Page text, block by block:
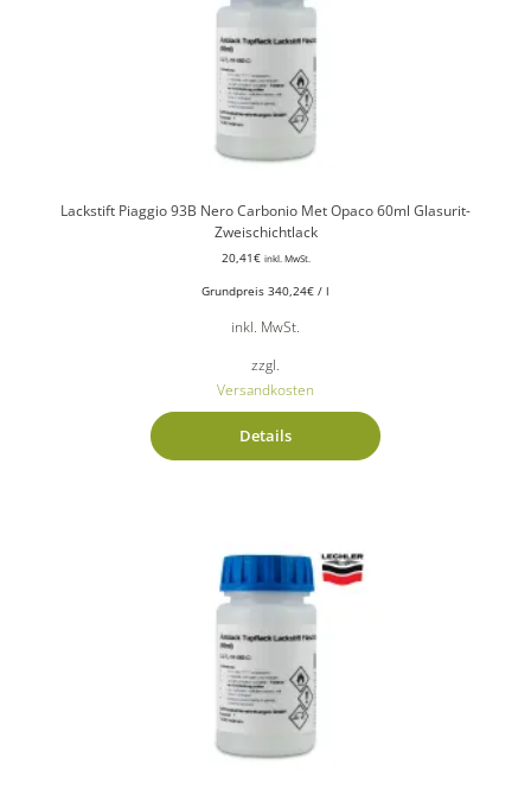
Lackstift Piaggio 93B Nero Carbonio Met Opaco 60ml Glasurit-
Zweischichtlack
20,41€ inkl. MwSt.
Grundpreis 340,24€ / l
inkl. MwSt.
zzgl.
Versandkosten
Details